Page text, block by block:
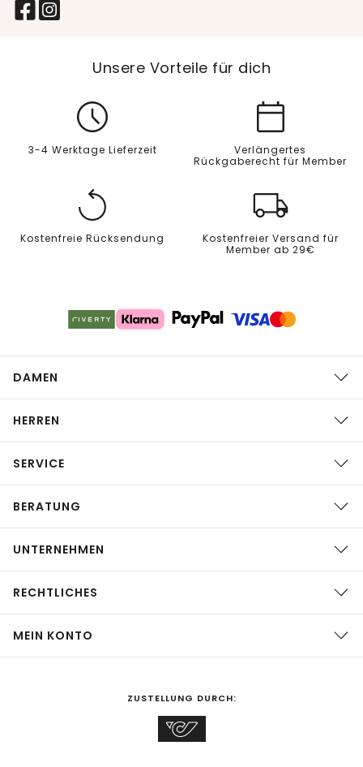
Unsere Vorteile für dich
3-4 Werktage Lieferzeit
Verlängertes
Rückgaberecht für Member
Kostenfreie Rücksendung
Kostenfreier Versand für
Member ab 29€
DAMEN
HERREN
SERVICE
BERATUNG
UNTERNEHMEN
RECHTLICHES
MEIN KONTO
ZUSTELLUNG DURCH: